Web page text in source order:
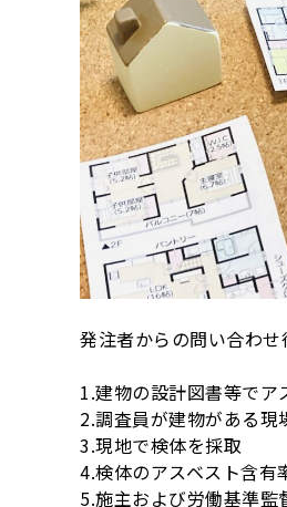
発注者からの問い合わせ
1.建物の設計図書等でア
2.調査員が建物がある現
3.現地で検体を採取
4.検体のアスベスト含有
5.施主および労働基準